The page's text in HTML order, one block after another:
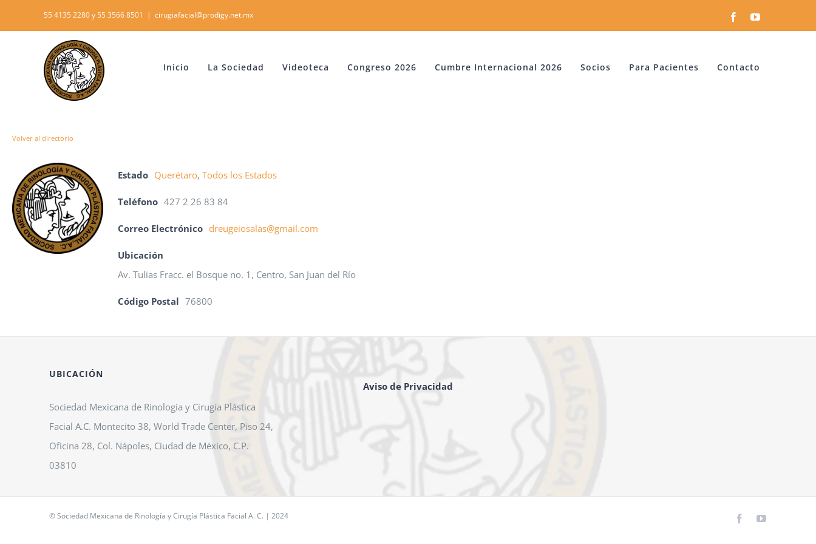
to
55 4135 2280 y 55 3566 8501 | cirugiafacial@prodigy.net.mx FacebookYouTube
Inicio La Sociedad Videoteca Congreso 2026 Cumbre Internacional 2026 Socios Para Pacientes Contacto
Volver al directorio
Estado Querétaro, Todos los Estados
Teléfono 427 2 26 83 84
Correo Electrónico dreugeiosalas@gmail.com
Ubicación
Av. Tulias Fracc. el Bosque no. 1, Centro, San Juan del Río
Código Postal 76800
UBICACIÓN
Sociedad Mexicana de Rinología y Cirugía Plástica
Facial A.C. Montecito 38, World Trade Center, Piso 24,
Oficina 28, Col. Nápoles, Ciudad de México, C.P.
03810
Aviso de Privacidad
© Sociedad Mexicana de Rinología y Cirugía Plástica Facial A. C. | 2024 FacebookYouTube